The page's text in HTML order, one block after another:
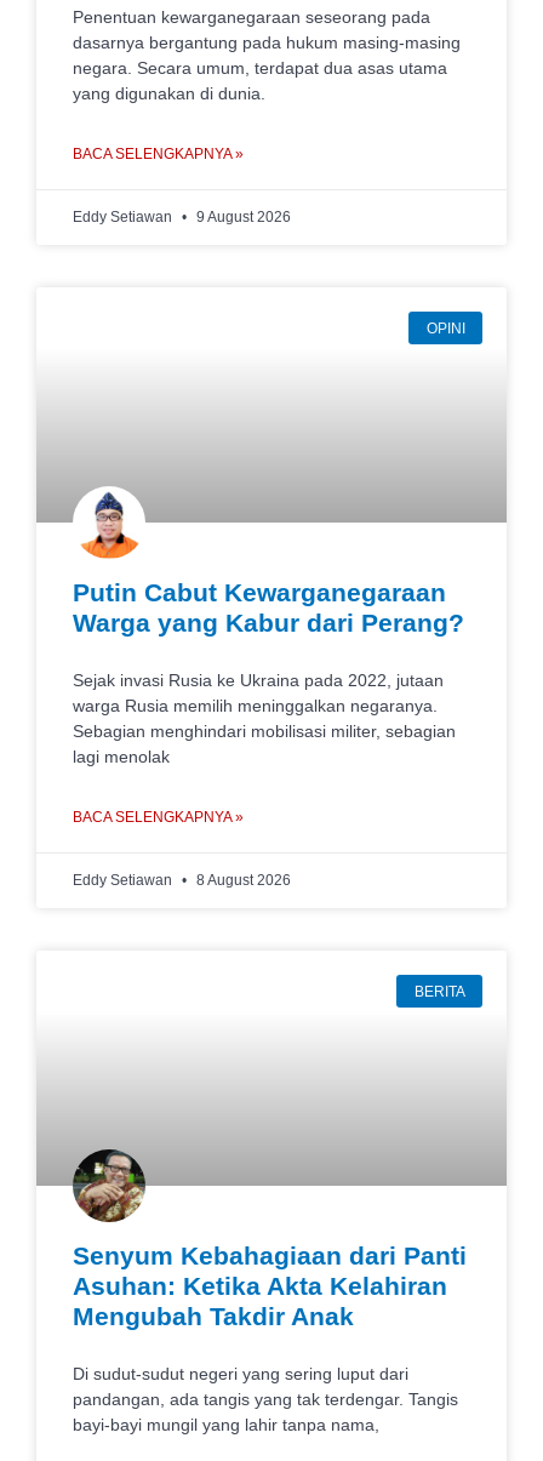
Penentuan kewarganegaraan seseorang pada
dasarnya bergantung pada hukum masing-masing
negara. Secara umum, terdapat dua asas utama
yang digunakan di dunia.
BACA SELENGKAPNYA »
Eddy Setiawan 9 August 2026
OPINI
Putin Cabut Kewarganegaraan
Warga yang Kabur dari Perang?
Sejak invasi Rusia ke Ukraina pada 2022, jutaan
warga Rusia memilih meninggalkan negaranya.
Sebagian menghindari mobilisasi militer, sebagian
lagi menolak
BACA SELENGKAPNYA »
Eddy Setiawan 8 August 2026
BERITA
Senyum Kebahagiaan dari Panti
Asuhan: Ketika Akta Kelahiran
Mengubah Takdir Anak
Di sudut-sudut negeri yang sering luput dari
pandangan, ada tangis yang tak terdengar. Tangis
bayi-bayi mungil yang lahir tanpa nama,